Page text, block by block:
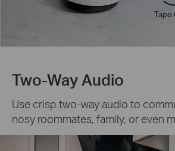
Tapo
Two-Way Audio
Use crisp two-way audio to
nosy roommates, family, or even